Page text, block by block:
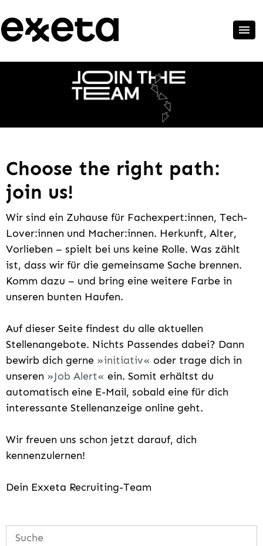
Choose the right path:
join us!
Wir sind ein Zuhause für Fachexpert:innen, Tech-
Lover:innen und Macher:innen. Herkunft, Alter,
Vorlieben – spielt bei uns keine Rolle. Was zählt
ist, dass wir für die gemeinsame Sache brennen.
Komm dazu – und bring eine weitere Farbe in
unseren bunten Haufen.
Auf dieser Seite findest du alle aktuellen
Stellenangebote. Nichts Passendes dabei? Dann
bewirb dich gerne
initiativ
oder trage dich in
unseren
Job Alert
ein. Somit erhältst du
automatisch eine E-Mail, sobald eine für dich
interessante Stellenanzeige online geht.
Wir freuen uns schon jetzt darauf, dich
kennenzulernen!
Dein Exxeta Recruiting-Team